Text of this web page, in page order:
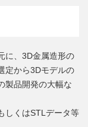
に、3D金属造形の
定から3Dモデルの
製品開発の大幅な
しくはSTLデータ等